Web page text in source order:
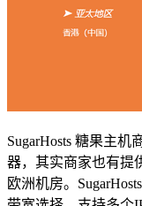
SugarHosts 糖果主
器，其实商家也有提
欧洲机房。